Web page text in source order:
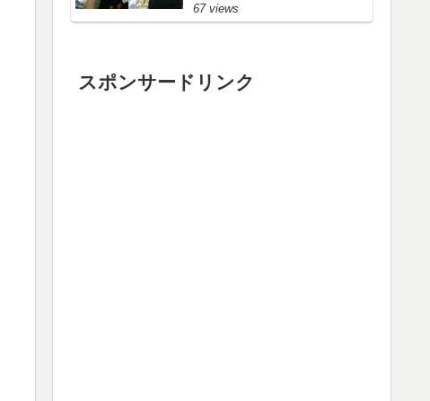
67 views
スポンサードリンク